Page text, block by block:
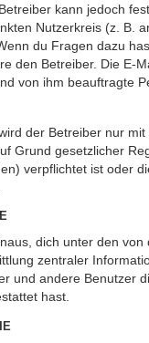
kann jedoch
Nutzerkreis (z. B.
du Fragen dazu
den Betreiber. Die E-
von ihm beauftragte
der Betreiber nur
Grund gesetzlicher
verpflichtet ist oder
dich unter den
zentraler
und andere Benutzer
hast.